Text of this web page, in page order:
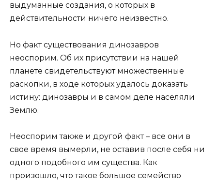
выдуманные создания, о которых в
действительности ничего неизвестно.
Но факт существования динозавров
неоспорим. Об их присутствии на нашей
планете свидетельствуют множественные
раскопки, в ходе которых удалось доказать
истину: динозавры и в самом деле населяли
Землю.
Неоспорим также и другой факт – все они в
свое время вымерли, не оставив после себя ни
одного подобного им существа. Как
произошло, что такое большое семейство